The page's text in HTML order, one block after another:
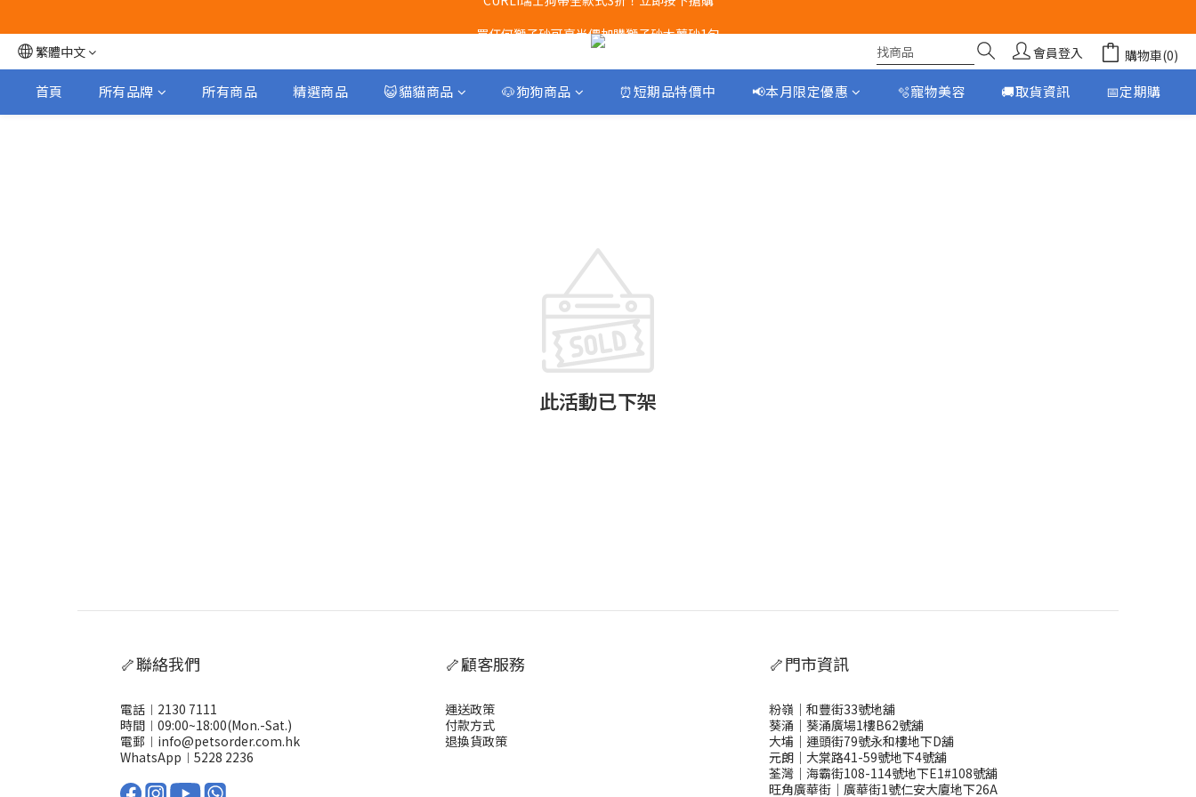
買任何獅子砂可享半價加購獅子砂木薯砂1包
繁體中文 會員登入 購物車(0)
首頁 所有品牌 所有商品 精選商品 😺貓貓商品 🐶狗狗商品 ⏰短期品特價中 📢本月限定優惠 🫧寵物美容 🚚取貨資訊 📅定期購
此活動已下架
🦴聯絡我們
電話︱2130 7111
時間︱09:00~18:00(Mon.-Sat.)
電郵︱info@petsorder.com.hk
WhatsApp︱ 5228 2236
🦴顧客服務
運送政策
付款方式
退換貨政策
🦴門市資訊
粉嶺｜和豐街33號地舖
葵涌｜葵涌廣場1樓B62號舖
大埔｜運頭街79號永和樓地下D舖
元朗｜大棠路41-59號地下4號舖
荃灣｜海霸街108-114號地下E1#108號舖
旺角廣華街｜廣華街1號仁安大廈地下26A